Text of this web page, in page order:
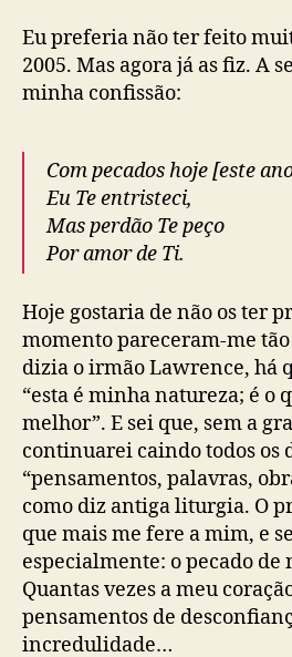
Eu preferia não ter feito
2005. Mas agora já as fiz. A
minha confissão:
Com pecados hoje [este
Eu Te entristeci,
Mas perdão Te peço
Por amor de Ti.
Hoje gostaria de não os ter
momento pareceram-me
dizia o irmão Lawrence, há
“esta é minha natureza; é o
melhor”. E sei que, sem a
continuarei caindo todos os
“pensamentos, palavras,
como diz antiga liturgia. O
que mais me fere a mim, e
especialmente: o pecado de
Quantas vezes a meu
pensamentos de
incredulidade…